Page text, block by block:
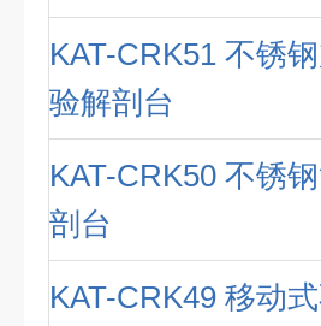
KAT-CRK51 不锈
验解剖台
KAT-CRK50 不锈
剖台
KAT-CRK49 移动